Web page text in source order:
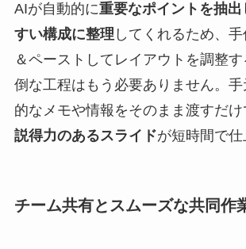
AIが自動的に重要なポイントを抽
すい構成に整理 してくれるため、
＆ペーストしてレイアウトを調整
倒な工程はもう必要ありません。
的なメモや情報をそのまま渡すだけ
説得力のあるスライドが短時間で仕
チーム共有とスムーズな共同作